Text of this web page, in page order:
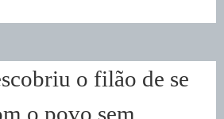
o filão de se
o povo sem